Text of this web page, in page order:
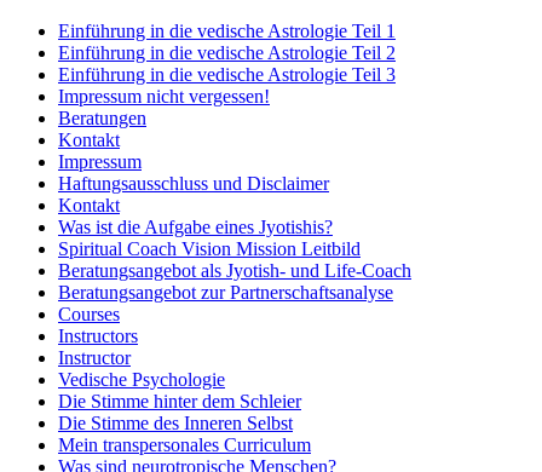
Einführung in die vedische Astrologie Teil 1
Einführung in die vedische Astrologie Teil 2
Einführung in die vedische Astrologie Teil 3
Impressum nicht vergessen!
Beratungen
Kontakt
Impressum
Haftungsausschluss und Disclaimer
Kontakt
Was ist die Aufgabe eines Jyotishis?
Spiritual Coach Vision Mission Leitbild
Beratungsangebot als Jyotish- und Life-Coach
Beratungsangebot zur Partnerschaftsanalyse
Courses
Instructors
Instructor
Vedische Psychologie
Die Stimme hinter dem Schleier
Die Stimme des Inneren Selbst
Mein transpersonales Curriculum
Was sind neurotropische Menschen?